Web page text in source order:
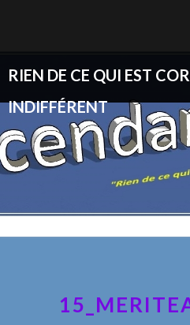
RIEN DE CE QUI EST
INDIFFÉRENT